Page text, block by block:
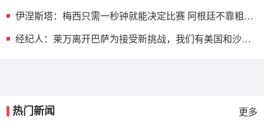
伊涅斯塔：梅西只需一秒钟就能决定比赛 阿根廷不靠粗野
经纪人：莱万离开巴萨为接受新挑战，我们有美国和沙特
热门新闻 更多